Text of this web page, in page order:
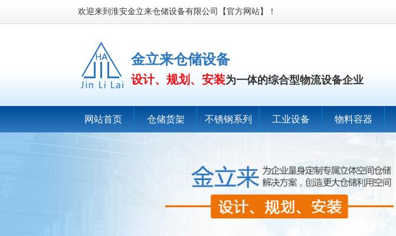
欢迎来到淮安金立来仓储设备有限公司【官方网站】！
金立来仓储设备
设计、规划、安装为一体的综合型物流设备企业
网站首页 仓储货架 不锈钢系列 工业设备 物料容器